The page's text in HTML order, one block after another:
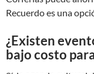
Recuerdo es una
¿Existen
bajo costo